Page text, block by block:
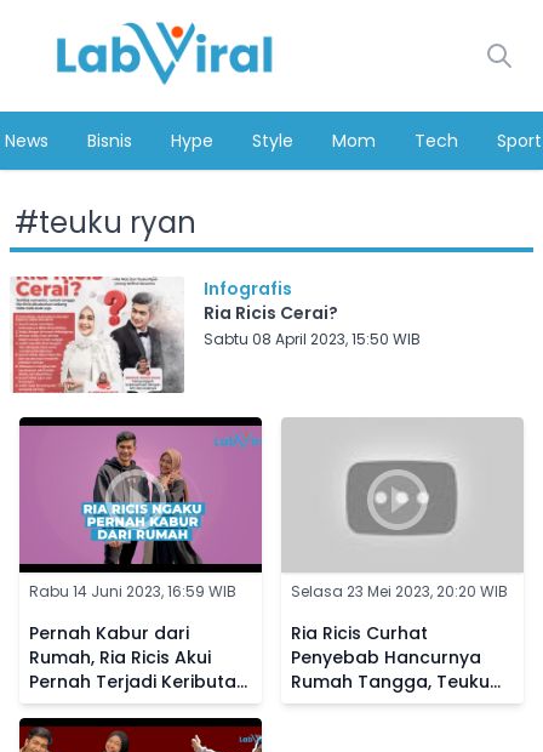
News Bisnis Hype Style Mom Tech Sport
#teuku ryan
Infografis
Ria Ricis Cerai?
Sabtu 08 April 2023, 15:50 WIB
Rabu 14 Juni 2023, 16:59 WIB
Pernah Kabur dari
Rumah, Ria Ricis Akui
Pernah Terjadi Keributan
dengan Teuku Ryan
Selasa 23 Mei 2023, 20:20 WIB
Ria Ricis Curhat
Penyebab Hancurnya
Rumah Tangga, Teuku
Ryan Selingkuh?